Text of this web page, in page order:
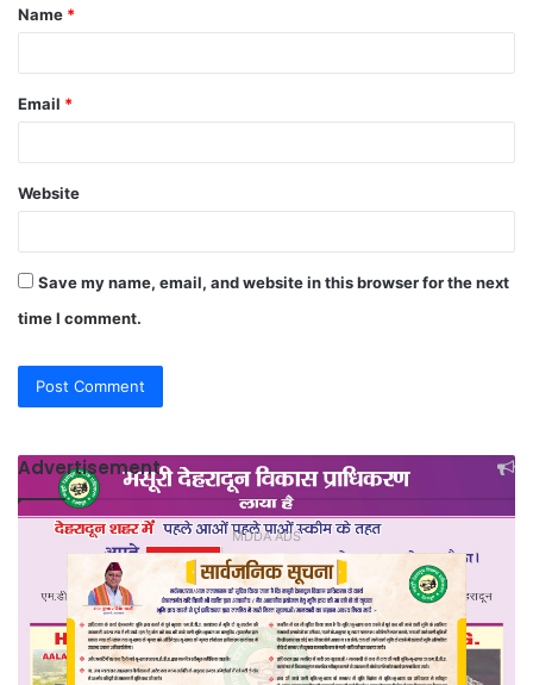
*
Name *
Email *
Website
Save my name, email, and website in this browser for the next
time I comment.
Advertisement
MDDA ADS